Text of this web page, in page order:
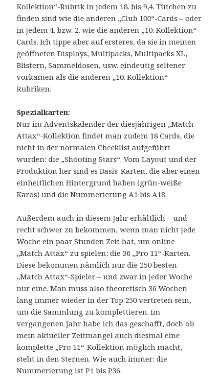
Kollektion“-Rubrik in jedem 18. bis 9,4. Tütchen zu
finden sind wie die anderen „Club 100“-Cards – oder
in jedem 4. bzw. 2. wie die anderen „10. Kollektion“-
Cards. Ich tippe aber auf ersteres, da sie in meinen
geöffneten Displays, Multipacks, Multipacks XL,
Blistern, Sammeldosen, usw. eindeutig seltener
vorkamen als die anderen „10. Kollektion“-
Rubriken.
Spezialkarten:
Nur im Adventskalender der diesjährigen „Match
Attax“-Kollektion findet man zudem 18 Cards, die
nicht in der normalen Checklist aufgeführt
wurden: die „Shooting Stars“. Vom Layout und der
Produktion her sind es Basis-Karten, die aber einen
einheitlichen Hintergrund haben (grün-weiße
Karos) und die Nummerierung A1 bis A18.
Außerdem auch in diesem Jahr erhältlich – und
recht schwer zu bekommen, wenn man nicht jede
Woche ein paar Stunden Zeit hat, um online
„Match Attax“ zu spielen: die 36 „Pro 11“-Karten.
Diese bekommen nämlich nur die 250 besten
„Match Attax“-Spieler – und zwar in jeder Woche
nur eine. Man muss also theoretisch 36 Wochen
lang immer wieder in der Top 250 vertreten sein,
um die Sammlung zu komplettieren. Im
vergangenen Jahr habe ich das geschafft, doch ob
mein aktueller Zeitmangel auch diesmal eine
komplette „Pro 11“-Kollektion möglich macht,
steht in den Sternen. Wie auch immer: die
Nummerierung ist P1 bis P36.